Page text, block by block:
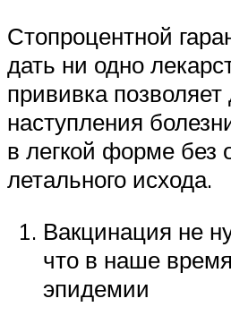
Стопроцентной
дать ни одно
прививка
наступления
в легкой форме без
летального исхода.
Вакцинация не
что в наше
эпидемии